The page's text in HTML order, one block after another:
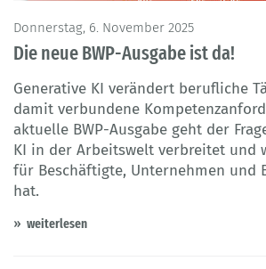
Donnerstag, 6. November 2025
Die neue BWP-Ausgabe ist da!
Generative KI verändert berufliche
damit verbundene
aktuelle BWP-Ausgabe geht der
KI in der Arbeitswelt verbreitet und
für Beschäftigte, Unternehmen und
hat.
weiterlesen